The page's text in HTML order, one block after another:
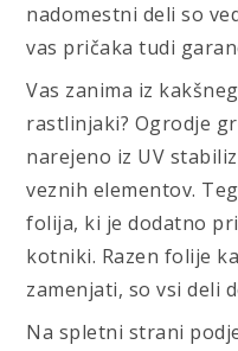
nadomestni deli so
vas pričaka tudi
Vas zanima iz
rastlinjaki? Ogrodje
narejeno iz UV
veznih elementov.
folija, ki je dodatno
kotniki. Razen folije
zamenjati, so vsi deli
Na spletni strani